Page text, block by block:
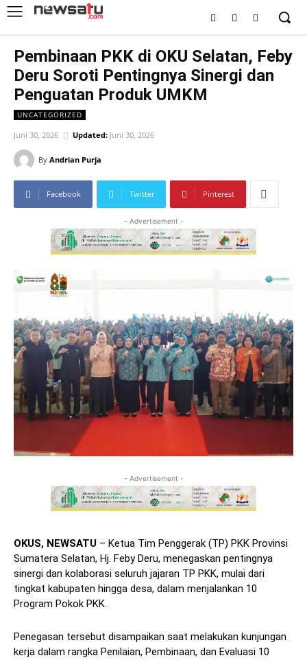
Pembinaan PKK di OKU Selatan, Feby
Deru Soroti Pentingnya Sinergi dan
Penguatan Produk UMKM
UNCATEGORIZED
Juni 30, 2026 Updated: Juni 30, 2026
By Andrian Purja
Facebook Twitter Pinterest
- Advertisement -
- Advertisement -
OKUS, NEWSATU – Ketua Tim Penggerak (TP) PKK Provinsi
Sumatera Selatan, Hj. Feby Deru, menegaskan pentingnya
sinergi dan kolaborasi seluruh jajaran TP PKK, mulai dari
tingkat kabupaten hingga desa, dalam menjalankan 10
Program Pokok PKK.
Penegasan tersebut disampaikan saat melakukan kunjungan
kerja dalam rangka Penilaian, Pembinaan, dan Evaluasi 10